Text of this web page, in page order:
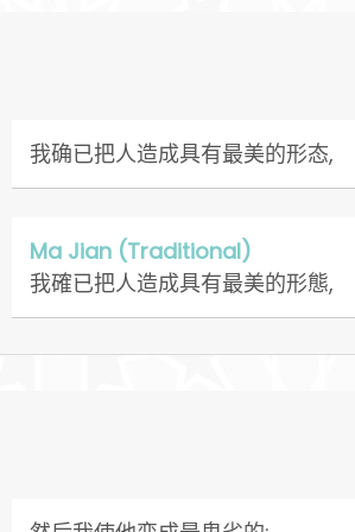
我确已把人造成具有最美的形态,
Ma Jian (Traditional)
我確已把人造成具有最美的形態,